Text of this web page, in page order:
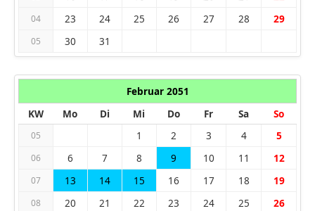
04 23 24 25 26 27 28 29
05 30 31
Februar 2051
KW
Mo Di Mi Do Fr Sa So
05 1 2 3 4 5
06 6 7 8 9 10 11 12
07 13 14 15 16 17 18 19
08 20 21 22 23 24 25 26